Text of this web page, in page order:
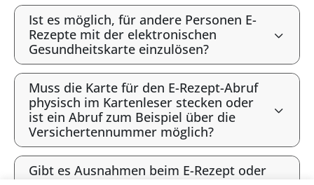
Ist es möglich, für andere Personen E-
Rezepte mit der elektronischen
Gesundheitskarte einzulösen?
Muss die Karte für den E-Rezept-Abruf
physisch im Kartenleser stecken oder
ist ein Abruf zum Beispiel über die
Versichertennummer möglich?
Gibt es Ausnahmen beim E-Rezept oder